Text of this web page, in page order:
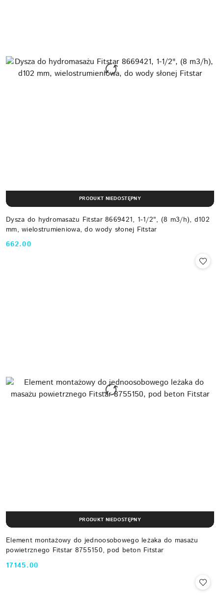
Dysza do hydromasażu Fitstar 8669421, 1-1/2", (8 m3/h), d102
mm, wielostrumieniowa, do wody słonej Fitstar
Cena:
662.00
PRODUKT NIEDOSTĘPNY
Element montażowy do jednoosobowego leżaka do masażu
powietrznego Fitstar 8755150, pod beton Fitstar
Cena:
17145.00
PRODUKT NIEDOSTĘPNY